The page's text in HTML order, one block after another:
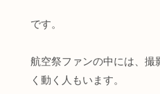
です。
航空祭ファンの中には、撮
く動く人もいます。